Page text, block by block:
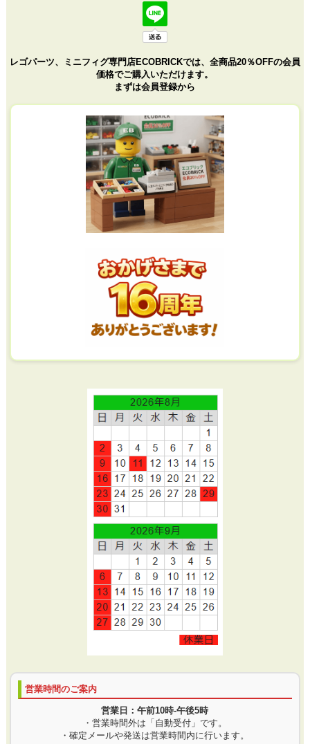
レゴパーツ、ミニフィグ専門店ECOBRICKでは、全商品20％OFFの会員
価格でご購入いただけます。
まずは会員登録から
営業時間のご案内
営業日：午前10時-午後5時
・営業時間外は「自動受付」です。
・確定メールや発送は営業時間内に行います。